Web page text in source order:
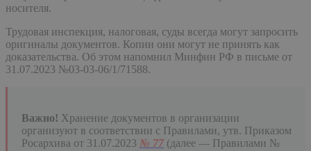
носителя.
Трудовая инспекция, налоговая, суды всегда могут запросить
оригиналы документов. Копии они могут не принять как
доказательства. Об этом напомнил Минфин РФ в письме от
31.07.2023 №03-03-06/1/71588.
Важно! Хранение документов в организации
организуют в соответствии с Правилами, утв. Приказом
Росархива от 31.07.2023 № 77 (далее — Правилами №